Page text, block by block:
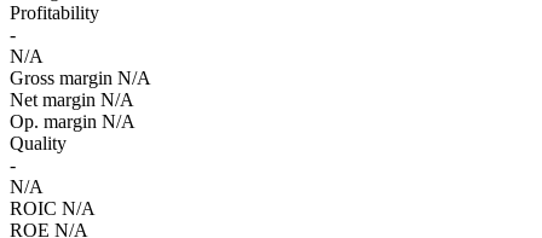
Profitability
-
N/A
Gross margin N/A
Net margin N/A
Op. margin N/A
Quality
-
N/A
ROIC N/A
ROE N/A